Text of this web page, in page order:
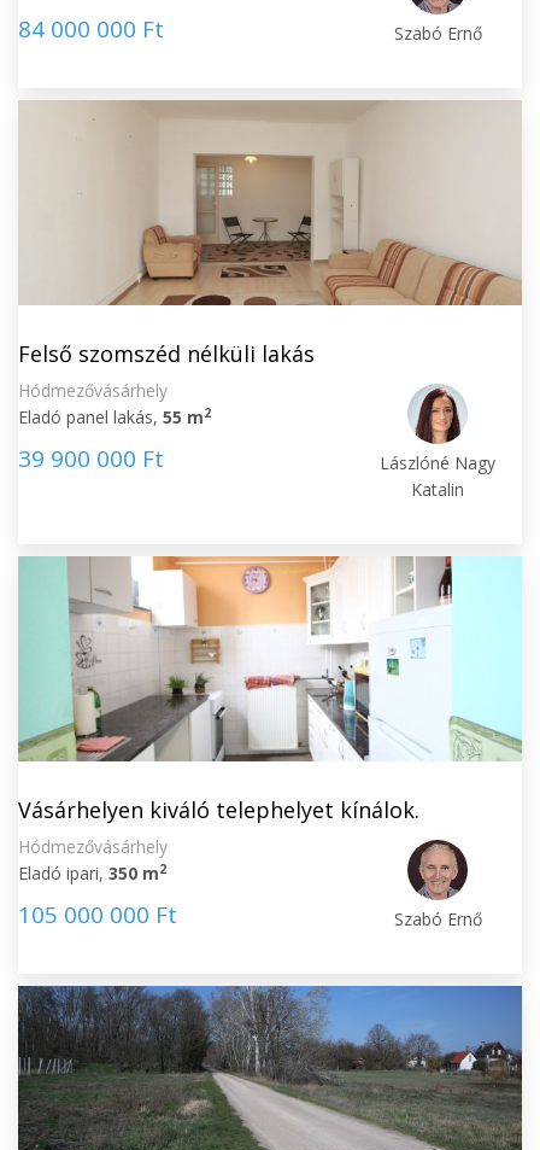
84 000 000 Ft Szabó Ernő
Felső szomszéd nélküli lakás
Hódmezővásárhely
Eladó panel lakás, 55 m2
39 900 000 Ft
Lászlóné Nagy
Katalin
Vásárhelyen kiváló telephelyet kínálok.
Hódmezővásárhely
Eladó ipari, 350 m2
105 000 000 Ft Szabó Ernő